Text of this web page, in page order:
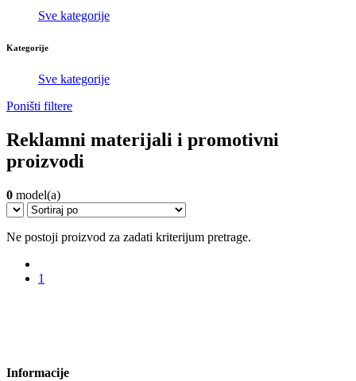
Sve kategorije
Kategorije
Sve kategorije
Poništi filtere
Reklamni materijali i promotivni
proizvodi
0 model(a)
Ne postoji proizvod za zadati kriterijum pretrage.
1
Informacije